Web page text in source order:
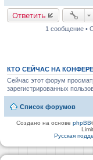
Ответить
1 сообщение •
КТО СЕЙЧАС НА
Сейчас этот форум
зарегистрированных
Список форумов
Создано на основеphpBB
Русская